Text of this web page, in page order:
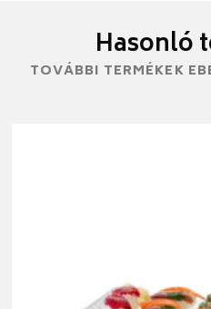
Hasonló
TOVÁBBI TERMÉKEK